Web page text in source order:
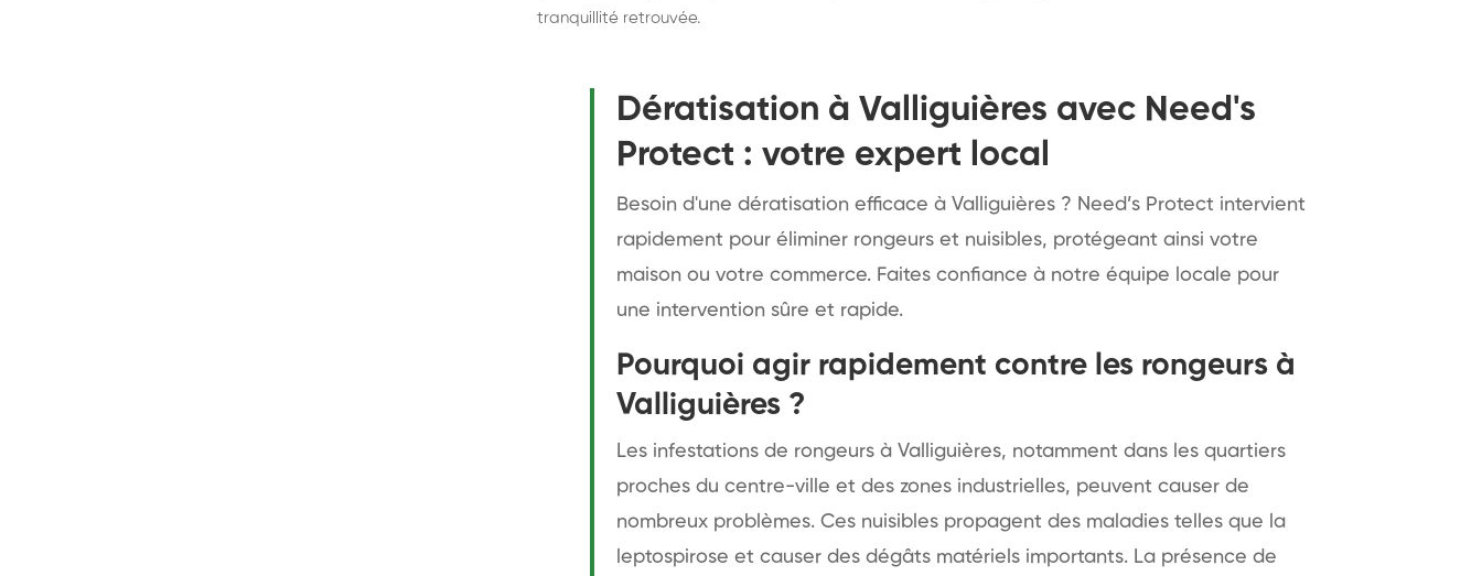
tranquillité retrouvée.
Dératisation à Valliguières avec Need's
Protect : votre expert local
Besoin d'une dératisation efficace à Valliguières ? Need’s Protect intervient
rapidement pour éliminer rongeurs et nuisibles, protégeant ainsi votre
maison ou votre commerce. Faites confiance à notre équipe locale pour
une intervention sûre et rapide.
Pourquoi agir rapidement contre les rongeurs à
Valliguières ?
Les infestations de rongeurs à Valliguières, notamment dans les quartiers
proches du centre-ville et des zones industrielles, peuvent causer de
nombreux problèmes. Ces nuisibles propagent des maladies telles que la
leptospirose et causer des dégâts matériels importants. La présence de